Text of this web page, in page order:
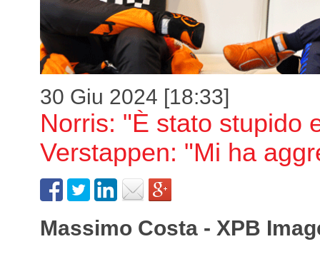
30 Giu 2024 [18:33]
Norris: "È stato stupido
Verstappen: "Mi ha
Massimo Costa - XPB